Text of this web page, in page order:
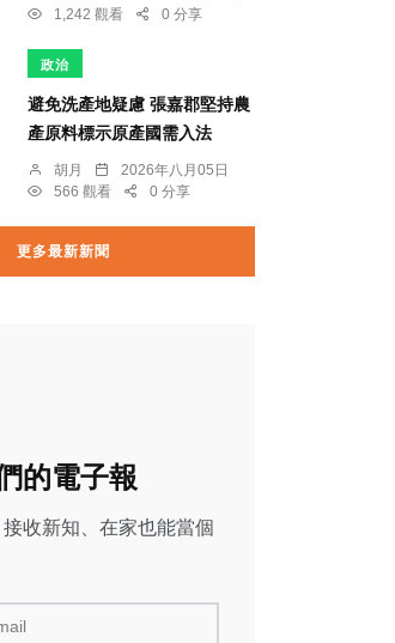
1,242 觀看
0 分享
政治
避免洗產地疑慮 張嘉郡堅持農
產原料標示原產國需入法
胡月
2026年八月05日
566 觀看
0 分享
更多最新新聞
的電子報
收新知、在家也能當個